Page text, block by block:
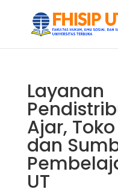
Layanan
Ajar,
dan
UT